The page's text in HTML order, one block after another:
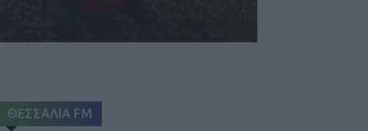
ΘΕΣΣΑΛΙΑ FM